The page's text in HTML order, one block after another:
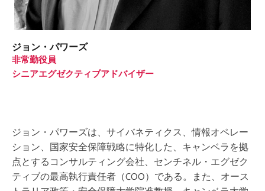
ジョン・パワーズ
非常勤役員
シニアエグゼクティブアドバイザー
ジョン・パワーズは、サイバネティクス、情報オペレー
ション、国家安全保障戦略に特化した、キャンベラを拠
点とするコンサルティング会社、センチネル・エグゼク
ティブの最高執行責任者（COO）である。また、オース